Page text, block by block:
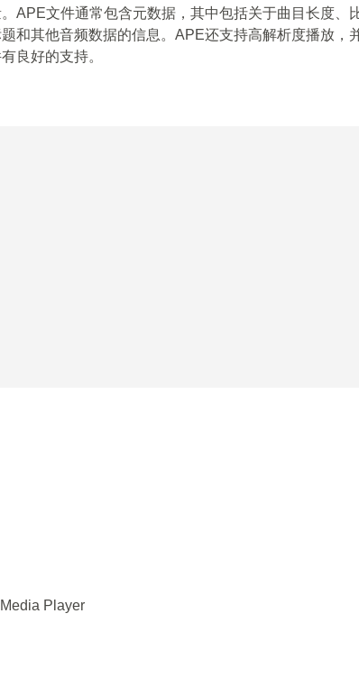
APE文件通常包含元数据，其中包括关于曲目长度、
和其他音频数据的信息。APE还支持高解析度播放，
良好的支持。
Player